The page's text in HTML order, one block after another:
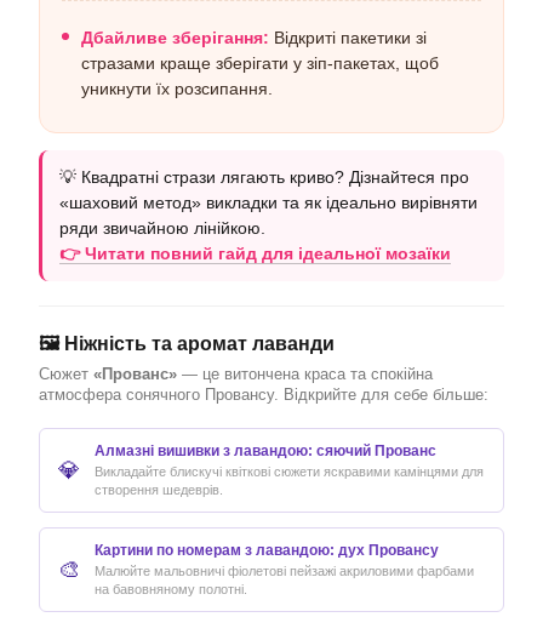
Дбайливе зберігання: Відкриті пакетики зі
стразами краще зберігати у зіп-пакетах, щоб
уникнути їх розсипання.
💡 Квадратні стрази лягають криво? Дізнайтеся про
«шаховий метод» викладки та як ідеально вирівняти
ряди звичайною лінійкою.
👉 Читати повний гайд для ідеальної мозаїки
🖼️ Ніжність та аромат лаванди
Сюжет «Прованс» — це витончена краса та спокійна
атмосфера сонячного Провансу. Відкрийте для себе більше:
💎
Алмазні вишивки з лавандою: сяючий Прованс
Викладайте блискучі квіткові сюжети яскравими камінцями для
створення шедеврів.
🎨
Картини по номерам з лавандою: дух Провансу
Малюйте мальовничі фіолетові пейзажі акриловими фарбами
на бавовняному полотні.